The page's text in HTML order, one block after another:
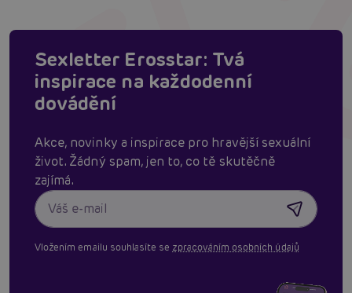
Sexletter Erosstar: Tvá
inspirace na každodenní
dovádění
Akce, novinky a inspirace pro hravější sexuální
život. Žádný spam, jen to, co tě skutěčně
zajímá.
Vložením emailu souhlasíte se zpracováním osobních údajů